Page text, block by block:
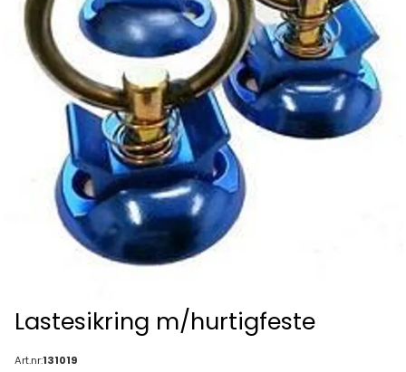
Lastesikring m/hurtigfeste
Art.nr:131019